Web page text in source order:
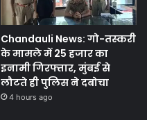
Chandauli News: गो-तस्करी
के मामले में 25 हजार का
इनामी गिरफ्तार, मुंबई से
लौटते ही पुलिस ने दबोचा
4 hours ago